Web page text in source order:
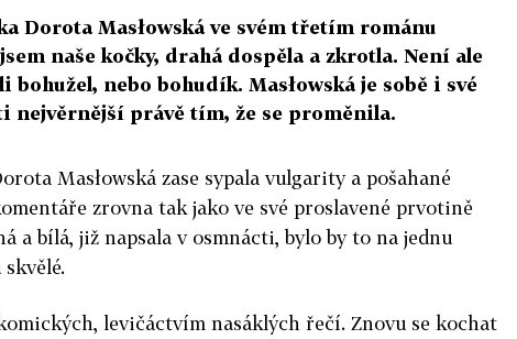
Dorota Masłowská ve svém třetím románu
naše kočky, drahá dospěla a zkrotla. Není ale
bohužel, nebo bohudík. Masłowská je sobě i své
nejvěrnější právě tím, že se proměnila.
Masłowská zase sypala vulgarity a pošahané
zrovna tak jako ve své proslavené prvotině
a bílá, již napsala v osmnácti, bylo by to na jednu
levičáctvím nasáklých řečí. Znovu se kochat